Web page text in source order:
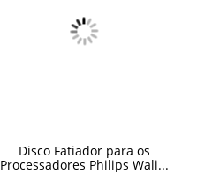
COMPRAR
Disco Fatiador para os
Processadores Philips Wali...